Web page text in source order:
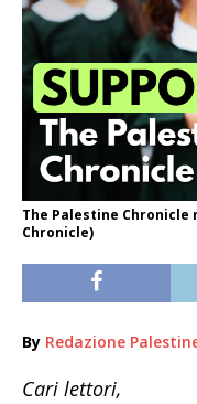
The Palestine
Chronicle)
By Redazione
Cari lettori,